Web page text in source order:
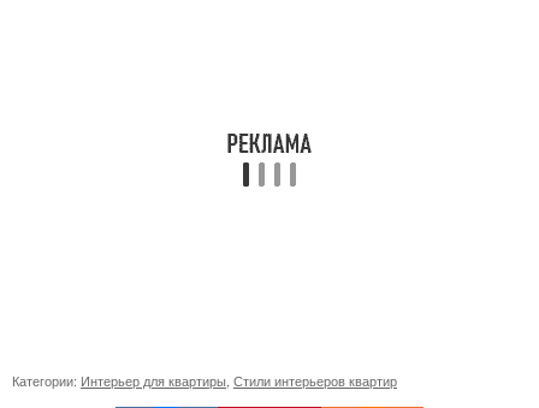
Категории: Интерьер для квартиры Стили интерьеров квартир